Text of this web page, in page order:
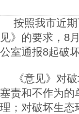
按照我市近
见》的要求，8
公室通报8起破
《意见》对
塞责和不作为的
理；对破坏生态